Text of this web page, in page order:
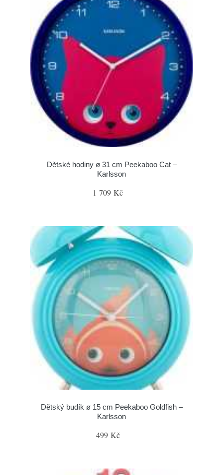
Dětské hodiny ø 31 cm Peekaboo Cat –
Karlsson
1 709 Kč
Dětský budík ø 15 cm Peekaboo Goldfish –
Karlsson
499 Kč